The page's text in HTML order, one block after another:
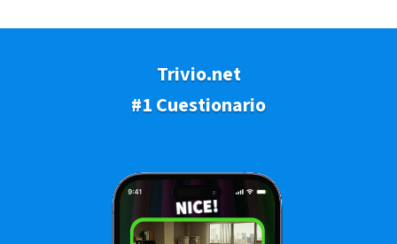
Trivio.net
#1 Cuestionario